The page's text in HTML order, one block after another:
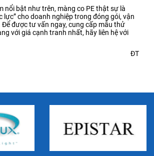
nổi bật như trên, màng co PE thật sự là
lực” cho doanh nghiệp trong đóng gói, vận
Để được tư vấn ngay, cung cấp mẫu thử
với giá cạnh tranh nhất, hãy liên hệ với
ĐT